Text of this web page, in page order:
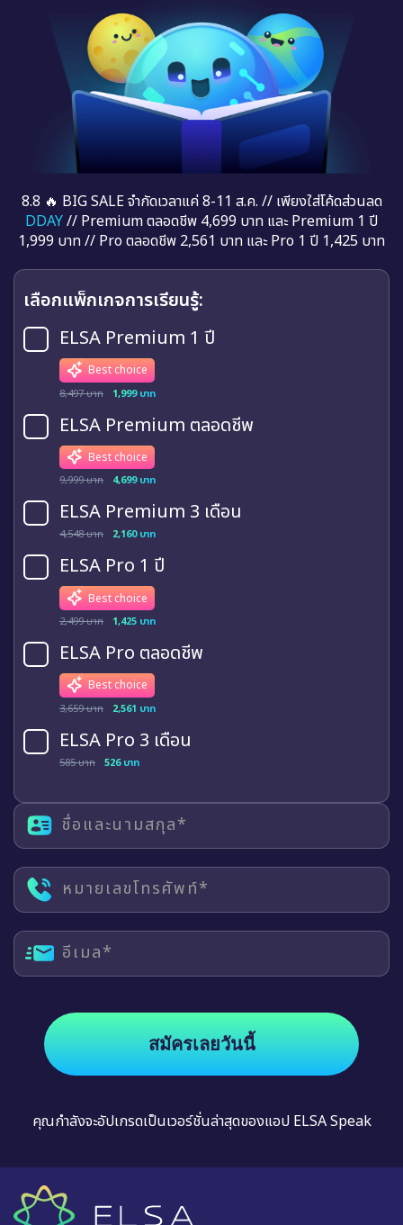
8.8 🔥 BIG SALE จำกัดเวลาแค่ 8-11 ส.ค. // เพียงใส่โค้ดส่วนลด
DDAY// Premium ตลอดชีพ 4,699 บาท และ Premium 1 ปี
1,999 บาท // Pro ตลอดชีพ 2,561 บาท และ Pro 1 ปี 1,425 บาท
เลือกแพ็กเกจการเรียนรู้:
ELSA Premium 1 ปี
Best choice
8,497 บาท 1,999 บาท
ELSA Premium ตลอดชีพ
Best choice
9,999 บาท 4,699 บาท
ELSA Premium 3 เดือน
4,548 บาท 2,160 บาท
ELSA Pro 1 ปี
Best choice
2,499 บาท 1,425 บาท
ELSA Pro ตลอดชีพ
Best choice
3,659 บาท 2,561 บาท
ELSA Pro 3 เดือน
585 บาท 526 บาท
ชื่อและนามสกุล*
หมายเลขโทรศัพท์*
อีเมล*
สมัครเลยวันนี้
คุณกำลังจะอัปเกรดเป็นเวอร์ชั่นล่าสุดของแอป ELSA Speak